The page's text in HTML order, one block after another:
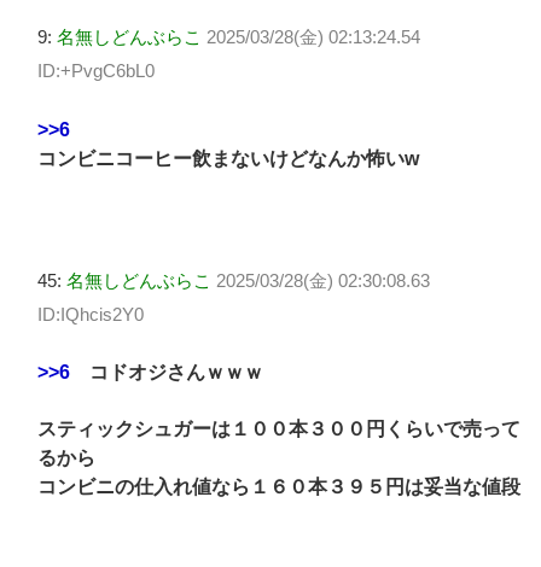
9: 名無しどんぶらこ 2025/03/28(金) 02:13:24.54
ID:+PvgC6bL0
>>6
コンビニコーヒー飲まないけどなんか怖いw
45: 名無しどんぶらこ 2025/03/28(金) 02:30:08.63
ID:IQhcis2Y0
>>6 コドオジさんｗｗｗ
スティックシュガーは１００本３００円くらいで売って
るから
コンビニの仕入れ値なら１６０本３９５円は妥当な値段